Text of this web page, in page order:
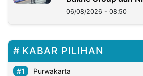
06/08/2026 - 08:50
KABAR PILIHAN
Purwakarta